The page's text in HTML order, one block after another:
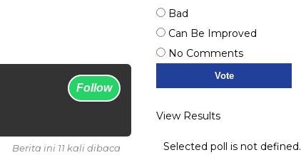
Follow
Berita ini 11 kali dibaca
Bad
Can Be Improved
No Comments
View Results
Selected poll is not defined.